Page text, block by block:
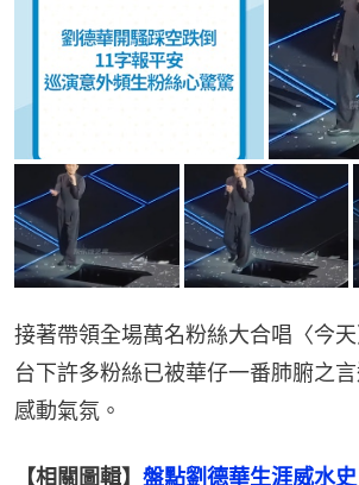
接著帶領全場萬名粉絲大合唱〈今
台下許多粉絲已被華仔一番肺腑之
感動氣氛。
【相關圖輯】 盤點劉德華生涯威水